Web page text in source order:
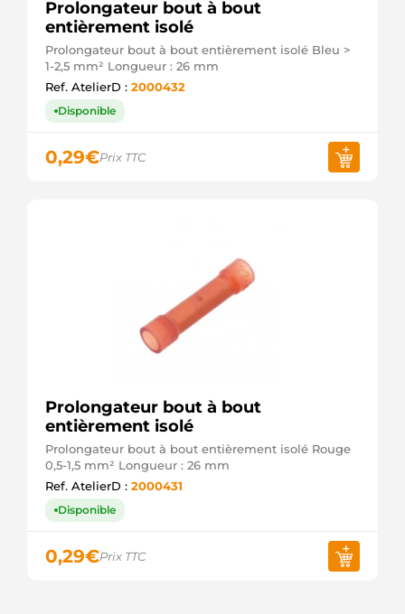
Prolongateur bout à bout
entièrement isolé
Prolongateur bout à bout entièrement isolé Bleu >
1-2,5 mm² Longueur : 26 mm
Ref. AtelierD : 2000432
Disponible
0,29€Prix TTC
Prolongateur bout à bout
entièrement isolé
Prolongateur bout à bout entièrement isolé Rouge
0,5-1,5 mm² Longueur : 26 mm
Ref. AtelierD : 2000431
Disponible
0,29€Prix TTC